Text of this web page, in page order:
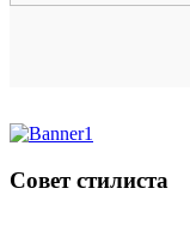
Совет стилиста